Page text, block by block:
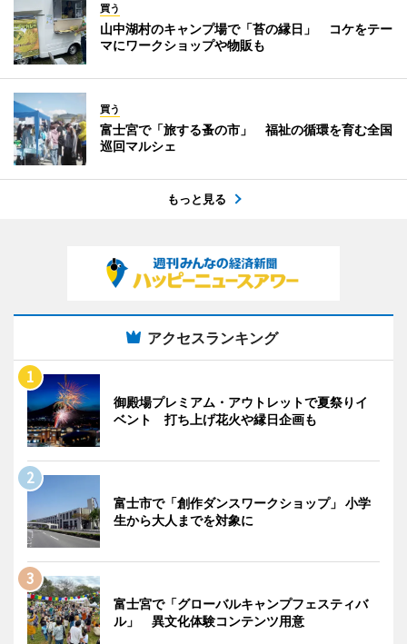
買う
山中湖村のキャンプ場で「苔の縁日」 コケをテー
マにワークショップや物販も
買う
富士宮で「旅する蚤の市」 福祉の循環を育む全国
巡回マルシェ
もっと見る
アクセスランキング
御殿場プレミアム・アウトレットで夏祭りイ
ベント 打ち上げ花火や縁日企画も
富士市で「創作ダンスワークショップ」 小学
生から大人までを対象に
富士宮で「グローバルキャンプフェスティバ
ル」 異文化体験コンテンツ用意